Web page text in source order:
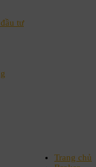
tư
Trang chủ